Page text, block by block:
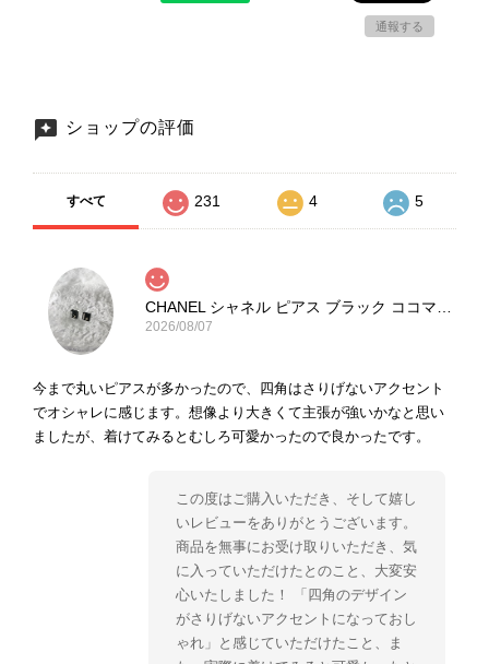
通報する
ショップの評価
すべて 231 4 5
CHANEL シャネル ピアス ブラック ココマーク ストーン vintage ヴィンテージ オールド yg33jb
2026/08/07
今まで丸いピアスが多かったので、四角はさりげないアクセント
でオシャレに感じます。想像より大きくて主張が強いかなと思い
ましたが、着けてみるとむしろ可愛かったので良かったです。
この度はご購入いただき、そして嬉し
いレビューをありがとうございます。
商品を無事にお受け取りいただき、気
に入っていただけたとのこと、大変安
心いたしました！ 「四角のデザイン
がさりげないアクセントになっておし
ゃれ」と感じていただけたこと、ま